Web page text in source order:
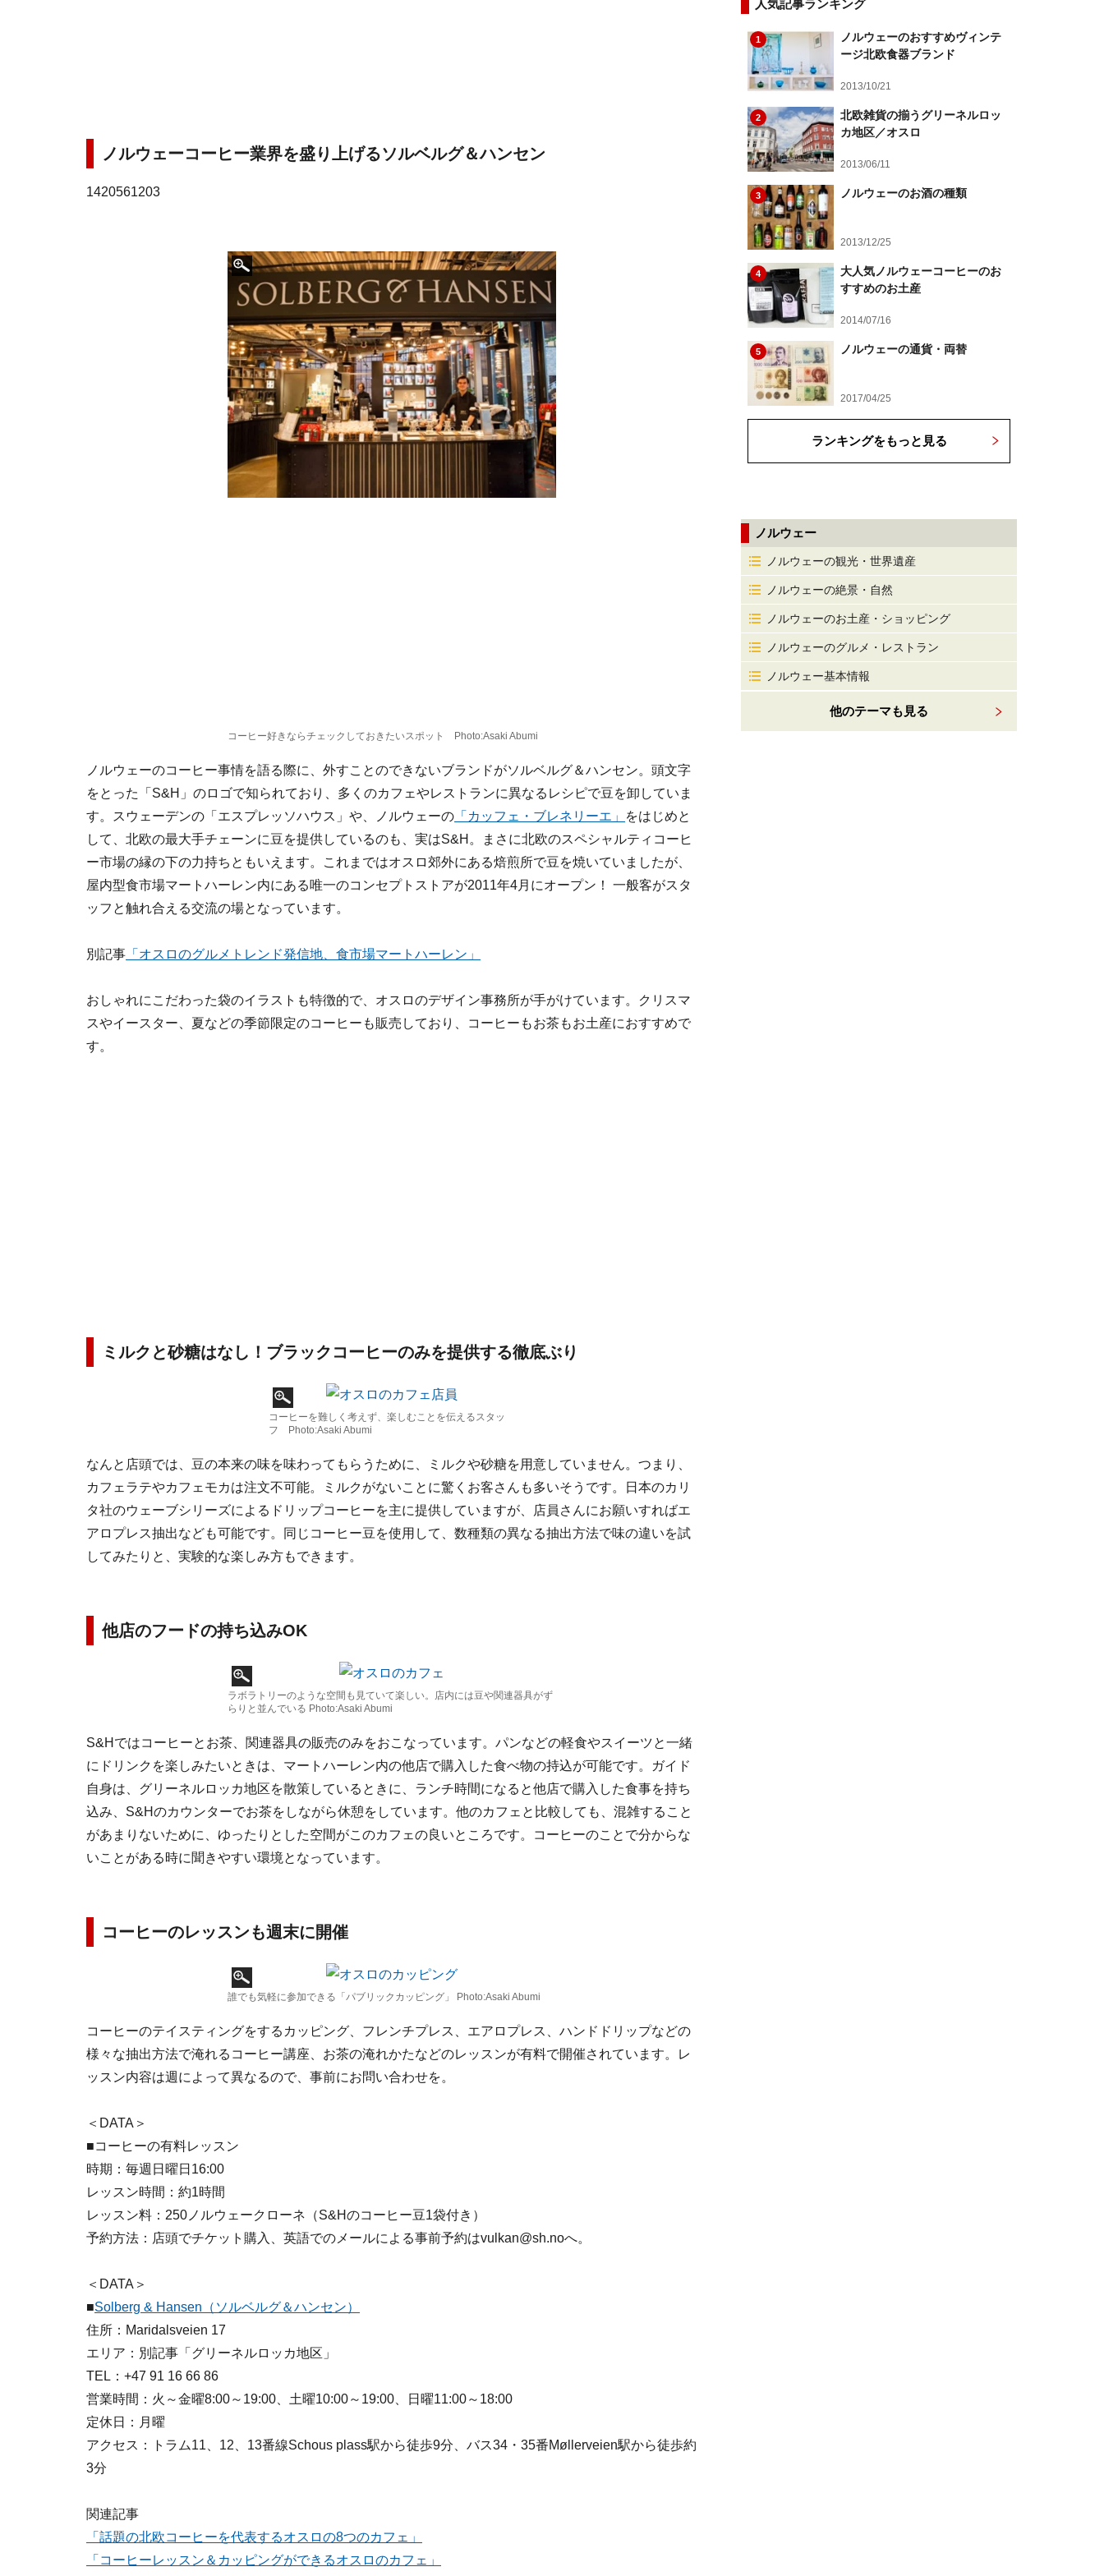
ノルウェーコーヒー業界を盛り上げるソルベルグ＆ハンセン
1420561203
コーヒー好きならチェックしておきたいスポット Photo:Asaki Abumi
ノルウェーのコーヒー事情を語る際に、外すことのできないブランドがソルベルグ＆ハンセン。頭文字
をとった「S&H」のロゴで知られており、多くのカフェやレストランに異なるレシピで豆を卸していま
す。スウェーデンの「エスプレッソハウス」や、ノルウェーの 「カッフェ・ブレネリーエ」
をはじめと
して、北欧の最大手チェーンに豆を提供しているのも、実はS&H。まさに北欧のスペシャルティコーヒ
ー市場の縁の下の力持ちともいえます。これまではオスロ郊外にある焙煎所で豆を焼いていましたが、
屋内型食市場マートハーレン内にある唯一のコンセプトストアが2011年4月にオープン！ 一般客がスタ
ッフと触れ合える交流の場となっています。
別記事 「オスロのグルメトレンド発信地、食市場マートハーレン」
おしゃれにこだわった袋のイラストも特徴的で、オスロのデザイン事務所が手がけています。クリスマ
スやイースター、夏などの季節限定のコーヒーも販売しており、コーヒーもお茶もお土産におすすめで
す。
ミルクと砂糖はなし！ブラックコーヒーのみを提供する徹底ぶり
コーヒーを難しく考えず、楽しむことを伝えるスタッ
フ Photo:Asaki Abumi
なんと店頭では、豆の本来の味を味わってもらうために、ミルクや砂糖を用意していません。つまり、
カフェラテやカフェモカは注文不可能。ミルクがないことに驚くお客さんも多いそうです。日本のカリ
タ社のウェーブシリーズによるドリップコーヒーを主に提供していますが、店員さんにお願いすればエ
アロプレス抽出なども可能です。同じコーヒー豆を使用して、数種類の異なる抽出方法で味の違いを試
してみたりと、実験的な楽しみ方もできます。
他店のフードの持ち込みOK
ラボラトリーのような空間も見ていて楽しい。店内には豆や関連器具がず
らりと並んでいる Photo:Asaki Abumi
S&Hではコーヒーとお茶、関連器具の販売のみをおこなっています。パンなどの軽食やスイーツと一緒
にドリンクを楽しみたいときは、マートハーレン内の他店で購入した食べ物の持込が可能です。ガイド
自身は、グリーネルロッカ地区を散策しているときに、ランチ時間になると他店で購入した食事を持ち
込み、S&Hのカウンターでお茶をしながら休憩をしています。他のカフェと比較しても、混雑すること
があまりないために、ゆったりとした空間がこのカフェの良いところです。コーヒーのことで分からな
いことがある時に聞きやすい環境となっています。
コーヒーのレッスンも週末に開催
誰でも気軽に参加できる「パブリックカッピング」 Photo:Asaki Abumi
コーヒーのテイスティングをするカッピング、フレンチプレス、エアロプレス、ハンドドリップなどの
様々な抽出方法で淹れるコーヒー講座、お茶の淹れかたなどのレッスンが有料で開催されています。レ
ッスン内容は週によって異なるので、事前にお問い合わせを。
＜DATA＞
■コーヒーの有料レッスン
時期：毎週日曜日16:00
レッスン時間：約1時間
レッスン料：250ノルウェークローネ（S&Hのコーヒー豆1袋付き）
予約方法：店頭でチケット購入、英語でのメールによる事前予約はvulkan@sh.noへ。
＜DATA＞
■Solberg & Hansen（ソルベルグ＆ハンセン）
住所：Maridalsveien 17
エリア：別記事「グリーネルロッカ地区」
TEL：+47 91 16 66 86
営業時間：火～金曜8:00～19:00、土曜10:00～19:00、日曜11:00～18:00
定休日：月曜
アクセス：トラム11、12、13番線Schous plass駅から徒歩9分、バス34・35番Møllerveien駅から徒歩約
3分
関連記事
「話題の北欧コーヒーを代表するオスロの8つのカフェ」
「コーヒーレッスン＆カッピングができるオスロのカフェ」
人気記事ランキング
1
ノルウェーのおすすめヴィンテ
ージ北欧食器ブランド
2013/10/21
2
北欧雑貨の揃うグリーネルロッ
カ地区／オスロ
2013/06/11
3 ノルウェーのお酒の種類
2013/12/25
4
大人気ノルウェーコーヒーのお
すすめのお土産
2014/07/16
5 ノルウェーの通貨・両替
2017/04/25
ランキングをもっと見る
ノルウェー
ノルウェーの観光・世界遺産
ノルウェーの絶景・自然
ノルウェーのお土産・ショッピング
ノルウェーのグルメ・レストラン
ノルウェー基本情報
他のテーマも見る